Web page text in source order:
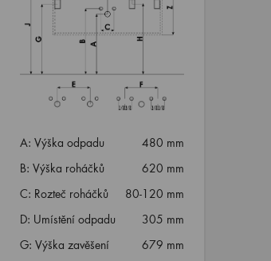
A: Výška odpadu
480 mm
B: Výška roháčků
620 mm
C: Rozteč roháčků
80-120 mm
D: Umístění odpadu
305 mm
G: Výška zavěšení
679 mm